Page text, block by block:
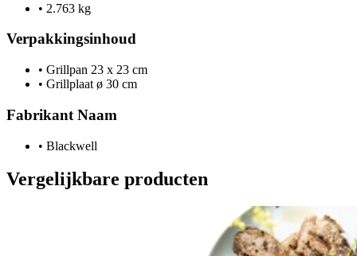
• 2.763 kg
Verpakkingsinhoud
• Grillpan 23 x 23 cm
• Grillplaat ø 30 cm
Fabrikant Naam
• Blackwell
Vergelijkbare producten